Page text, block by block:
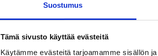
Suostumus
Tämä sivusto käyttää evästeitä
Käytämme evästeitä tarjoamamme sisällön